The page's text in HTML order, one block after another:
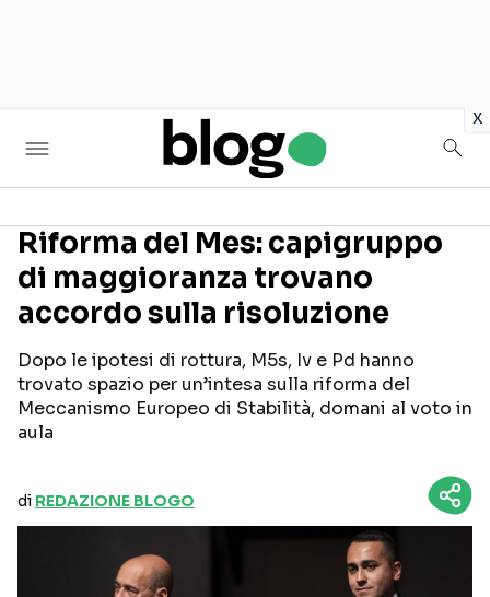
x
Seguici sui social
Riforma del Mes: capigruppo
di maggioranza trovano
accordo sulla risoluzione
Dopo le ipotesi di rottura, M5s, Iv e Pd hanno
trovato spazio per un’intesa sulla riforma del
Meccanismo Europeo di Stabilità, domani al voto in
aula
di REDAZIONE BLOGO